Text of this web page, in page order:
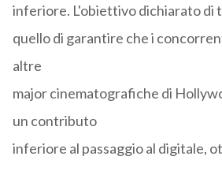
inferiore. L'obiettivo dichiarato di
quello di garantire che i
altre
major cinematografiche di
un contributo
inferiore al passaggio al digitale,